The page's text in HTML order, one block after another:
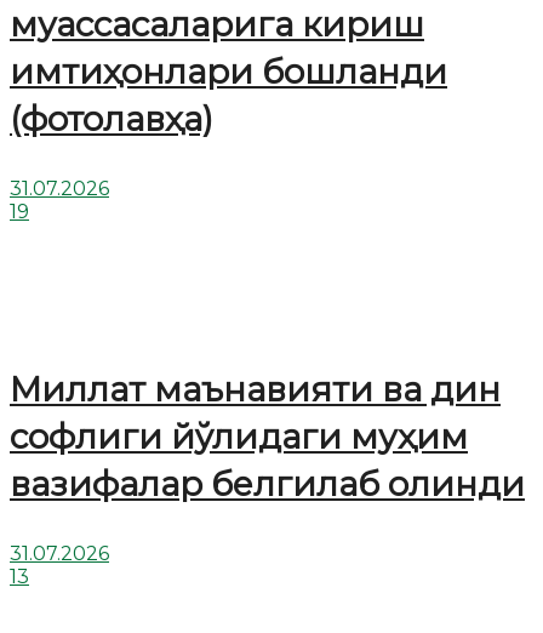
муассасаларига кириш
имтиҳонлари бошланди
(фотолавҳа)
31.07.2026
19
Миллат маънавияти ва дин
софлиги йўлидаги муҳим
вазифалар белгилаб олинди
31.07.2026
13